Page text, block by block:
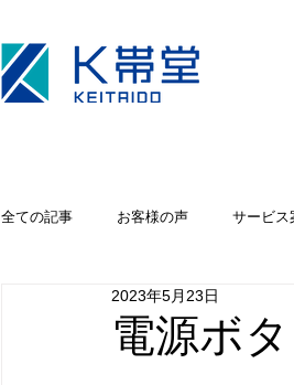
全ての記事 お客様の声 サービス
キャンペーン iPhoneカメラ修理
電源ボ
2023年5月23日